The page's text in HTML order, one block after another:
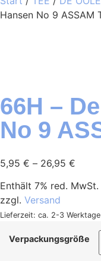
Hansen No 9 ASSAM
66H –
No 9
5,95 € – 26,95 €
Enthält 7% red. MwSt.
zzgl. Versand
Lieferzeit: ca. 2-3 Werktage
Verpackungsgröße